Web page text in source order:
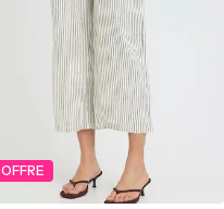
OFFRE